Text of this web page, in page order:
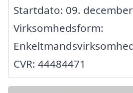
Startdato: 09.
Virksomhedsform:
CVR: 44484471